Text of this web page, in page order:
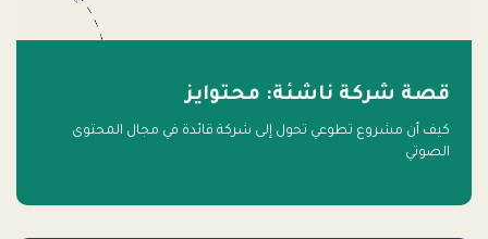
قصة شركة ناشئة: محتوايز
كيف أن مشروع تطوعي تحول إلى شركة قائدة في مجال المحتوى
الصوتي